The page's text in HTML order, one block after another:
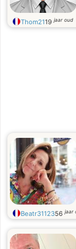
Thom2119jaar oud
Beatr3112356jaar